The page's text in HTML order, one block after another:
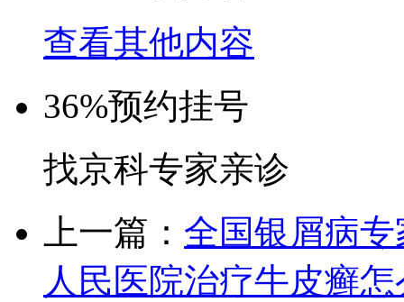
查看其他内容
36%预约挂号
找京科专家亲诊
上一篇： 全国银屑病
人民医院治疗牛皮癣